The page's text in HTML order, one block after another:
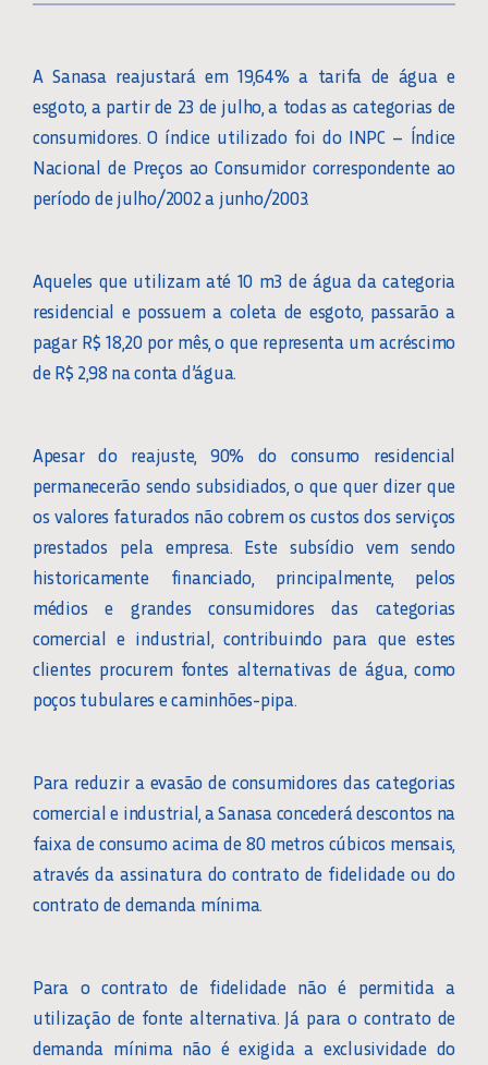
A Sanasa reajustará em 19,64% a tarifa de água e
esgoto, a partir de 23 de julho, a todas as categorias de
consumidores. O índice utilizado foi do INPC – Índice
Nacional de Preços ao Consumidor correspondente ao
período de julho/2002 a junho/2003.
Aqueles que utilizam até 10 m3 de água da categoria
residencial e possuem a coleta de esgoto, passarão a
pagar R$ 18,20 por mês, o que representa um acréscimo
de R$ 2,98 na conta d’água.
Apesar do reajuste, 90% do consumo residencial
permanecerão sendo subsidiados, o que quer dizer que
os valores faturados não cobrem os custos dos serviços
prestados pela empresa. Este subsídio vem sendo
historicamente financiado, principalmente, pelos
médios e grandes consumidores das categorias
comercial e industrial, contribuindo para que estes
clientes procurem fontes alternativas de água, como
poços tubulares e caminhões-pipa.
Para reduzir a evasão de consumidores das categorias
comercial e industrial, a Sanasa concederá descontos na
faixa de consumo acima de 80 metros cúbicos mensais,
através da assinatura do contrato de fidelidade ou do
contrato de demanda mínima.
Para o contrato de fidelidade não é permitida a
utilização de fonte alternativa. Já para o contrato de
demanda mínima não é exigida a exclusividade do